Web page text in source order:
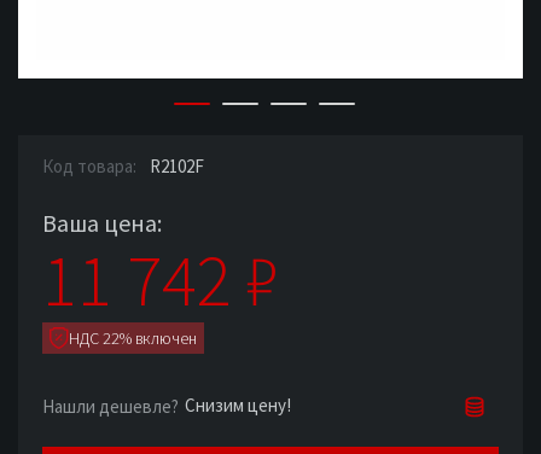
Код товара: R2102F
Ваша цена:
11 742 ₽
НДС 22% включен
Нашли дешевле? Снизим цену!